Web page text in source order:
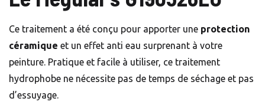
Ce traitement a été conçu pour apporter une protection
céramique et un effet anti eau surprenant à votre
peinture. Pratique et facile à utiliser, ce traitement
hydrophobe ne nécessite pas de temps de séchage et pas
d’essuyage.